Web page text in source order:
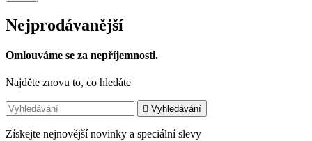
Nejprodávanější
Omlouváme se za nepříjemnosti.
Najděte znovu to, co hledáte
 Vyhledávání
Získejte nejnovější novinky a speciální slevy